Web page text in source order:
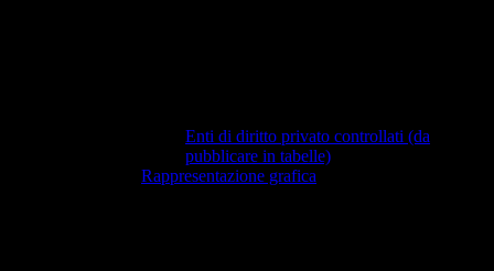
Enti di diritto privato controllati (da
pubblicare in tabelle)
Rappresentazione grafica